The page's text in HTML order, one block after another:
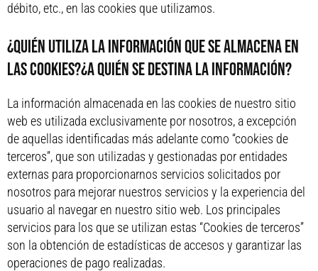
débito, etc., en las cookies que utilizamos.
¿QUIÉN UTILIZA LA INFORMACIÓN QUE SE ALMACENA EN
LAS COOKIES?¿A QUIÉN SE DESTINA LA INFORMACIÓN?
La información almacenada en las cookies de nuestro sitio
web es utilizada exclusivamente por nosotros, a excepción
de aquellas identificadas más adelante como “cookies de
terceros”, que son utilizadas y gestionadas por entidades
externas para proporcionarnos servicios solicitados por
nosotros para mejorar nuestros servicios y la experiencia del
usuario al navegar en nuestro sitio web. Los principales
servicios para los que se utilizan estas “Cookies de terceros”
son la obtención de estadísticas de accesos y garantizar las
operaciones de pago realizadas.